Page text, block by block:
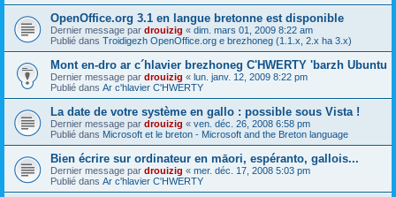
OpenOffice.org 3.1 en langue bretonne est disponible
Dernier message par drouizig « dim. mars 01, 2009 8:22 am
Publié dans Troidigezh OpenOffice.org e brezhoneg (1.1.x, 2.x ha 3.x)
Mont en-dro ar c´hlavier brezhoneg C'HWERTY 'barzh Ubuntu
Dernier message par drouizig « lun. janv. 12, 2009 8:22 pm
Publié dans Ar c'hlavier C'HWERTY
La date de votre système en gallo : possible sous Vista !
Dernier message par drouizig « ven. déc. 26, 2008 6:58 pm
Publié dans Microsoft et le breton - Microsoft and the Breton language
Bien écrire sur ordinateur en māori, espéranto, gallois...
Dernier message par drouizig « mer. déc. 17, 2008 5:03 pm
Publié dans Ar c'hlavier C'HWERTY